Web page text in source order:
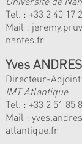
Tel. : +33 2 40 17
Mail :
nantes.fr
Yves ANDRES
Directeur-Adjoint
IMT Atlantique
Tel. : +33 2 51 85
Mail :
atlantique.fr